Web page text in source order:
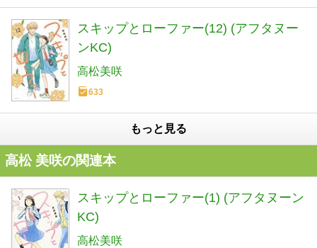
スキップとローファー(12) (アフタヌー
ンKC)
高松美咲
633
もっと見る
高松 美咲の関連本
スキップとローファー(1) (アフタヌーン
KC)
高松美咲